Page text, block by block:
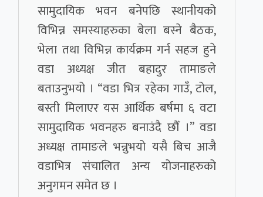
सामुदायिक भवन बनेपछि स्थानीयको
विभिन्न समस्याहरुका बेला बस्ने बैठक,
भेला तथा विभिन्न कार्यक्रम गर्न सहज हुने
वडा अध्यक्ष जीत बहादुर तामाङले
बताउनुभयो । “वडा भित्र रहेका गाउँ, टोल,
बस्ती मिलाएर यस आर्थिक बर्षमा ६ वटा
सामुदायिक भवनहरु बनाउंदै छौँ ।” वडा
अध्यक्ष तामाङले भन्नुभयो यसै बिच आजै
वडाभित्र संचालित अन्य योजनाहरुको
अनुगमन समेत छ ।